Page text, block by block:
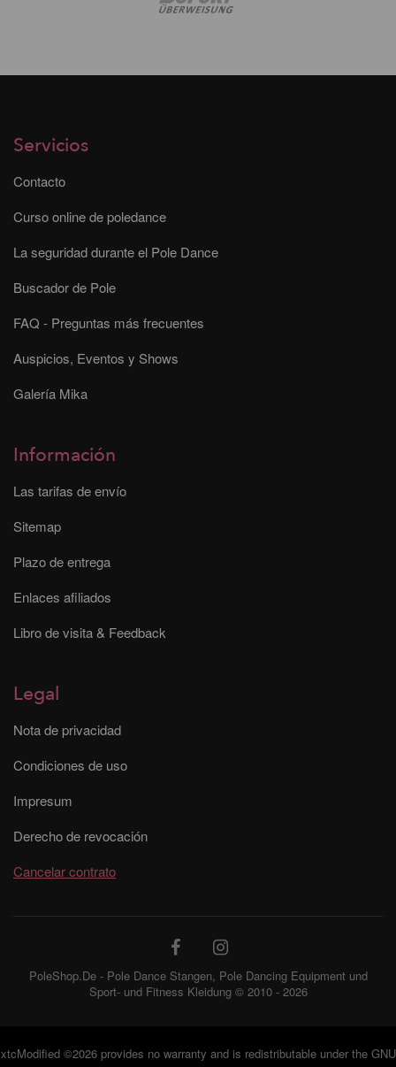
Servicios
Contacto
Curso online de poledance
La seguridad durante el Pole Dance
Buscador de Pole
FAQ - Preguntas más frecuentes
Auspicios, Eventos y Shows
Galería Mika
Información
Las tarifas de envío
Sitemap
Plazo de entrega
Enlaces afiliados
Libro de visita & Feedback
Legal
Nota de privacidad
Condiciones de uso
Impresum
Derecho de revocación
Cancelar contrato
PoleShop.De - Pole Dance Stangen, Pole Dancing Equipment und
Sport- und Fitness Kleidung © 2010 - 2026
xtcModified©2026 provides no warranty and is redistributable under the GNU